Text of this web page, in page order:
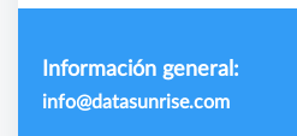
Información general:
info@datasunrise.com